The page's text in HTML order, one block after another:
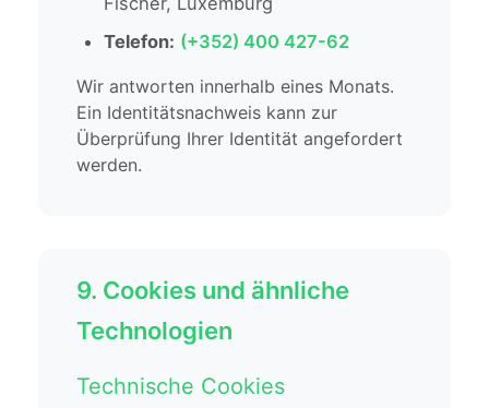
Telefon: (+352) 400 427-62
Wir antworten innerhalb eines Monats.
Ein Identitätsnachweis kann zur
Überprüfung Ihrer Identität angefordert
werden.
9. Cookies und ähnliche
Technologien
Technische Cookies